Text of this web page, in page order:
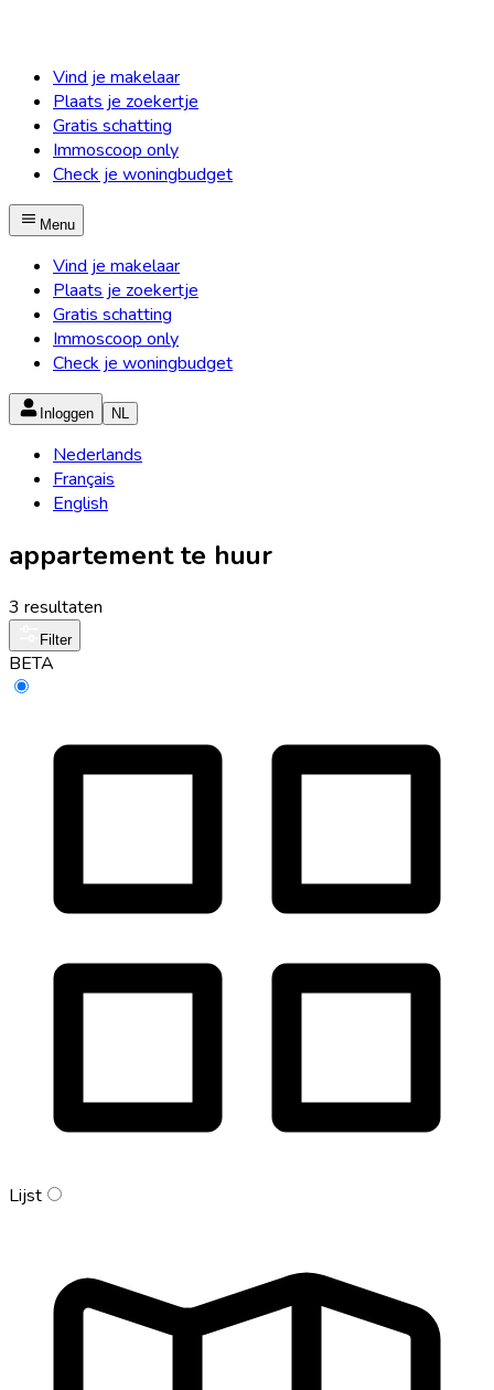
Vind je makelaar
Plaats je zoekertje
Gratis schatting
Immoscoop only
Check je woningbudget
Menu
Vind je makelaar
Plaats je zoekertje
Gratis schatting
Immoscoop only
Check je woningbudget
Inloggen NL
Nederlands
Français
English
appartement te huur
3 resultaten
Filter
BETA
Lijst